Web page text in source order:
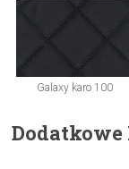
Galaxy karo 100